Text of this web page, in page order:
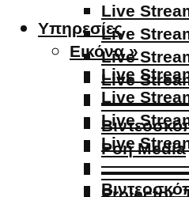
Live
Live
Live
Live
Ροή Media
Υπηρεσίες
Εικόνα »
Live
Live
Live
Live